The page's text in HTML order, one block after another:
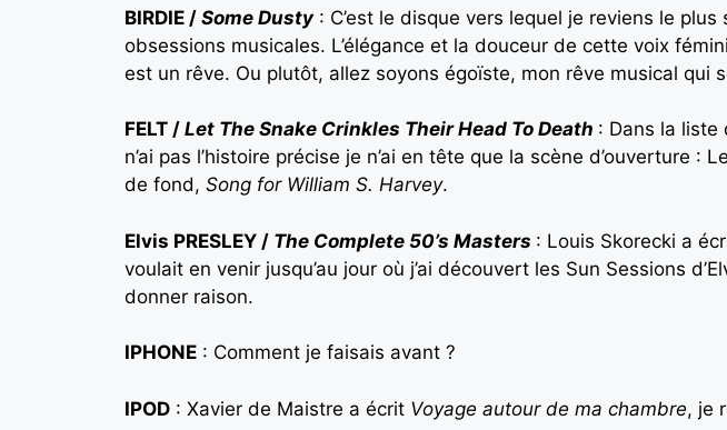
BIRDIE / Some Dusty: C’est le disque vers lequel je reviens le
obsessions musicales. L’élégance et la douceur de cette voix
est un rêve. Ou plutôt, allez soyons égoïste, mon rêve musical qui
FELT / Let The Snake Crinkles Their Head To Death : Dans la liste
n’ai pas l’histoire précise je n’ai en tête que la scène d’ouverture
de fond, Song for William S. Harvey.
Elvis PRESLEY / The Complete 50’s Masters : Louis Skorecki a
voulait en venir jusqu’au jour où j’ai découvert les Sun Sessions
donner raison.
IPHONE : Comment je faisais avant ?
IPOD : Xavier de Maistre a écrit Voyage autour de ma chambre, je